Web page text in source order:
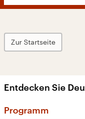
Zur Startseite
Entdecken Sie
Programm